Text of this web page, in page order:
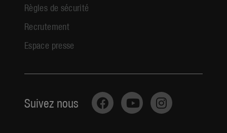
Règles de sécurité
Recrutement
Espace presse
Suivez nous